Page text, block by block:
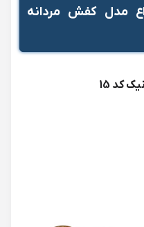
مدل کفش مردانه
کد 15